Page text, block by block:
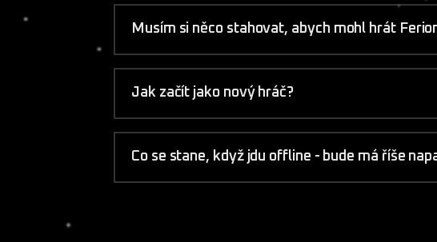
Musím si něco stahovat, abych mohl hrát
Jak začít jako nový hráč?
Co se stane, když jdu offline - bude má říše